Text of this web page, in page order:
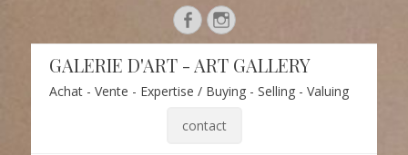
FacebookInstagram
GALERIE D'ART - ART GALLERY
Achat - Vente - Expertise / Buying - Selling - Valuing
contact